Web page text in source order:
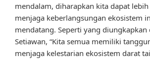
mendalam, diharapkan kita dapat
menjaga keberlangsungan ekosistem
mendatang. Seperti yang
Setiawan, “Kita semua memiliki
menjaga kelestarian ekosistem darat